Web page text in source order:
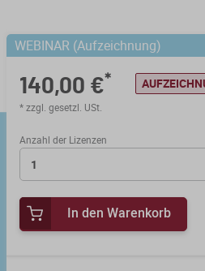
WEBINAR (Aufzeichnung)
140,00 €*
* zzgl. gesetzl. USt.
Anzahl der Lizenzen
In den Warenkorb